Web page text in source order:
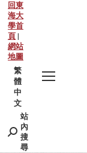
回東
海大
學首
頁 |
網站
地圖
繁
體
中
文
Search:
站
內
搜
尋